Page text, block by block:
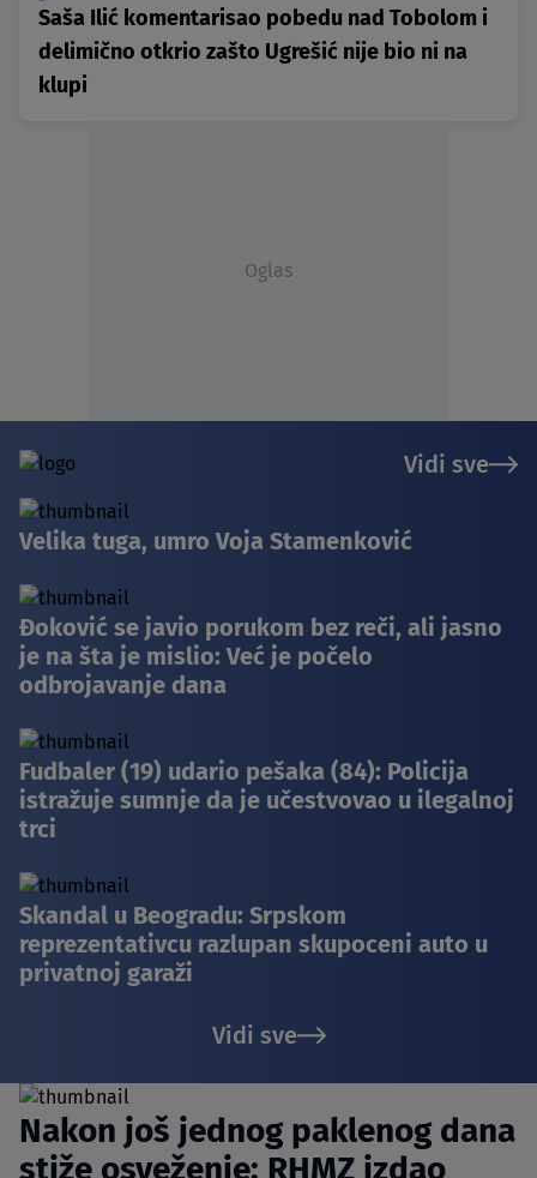
Saša Ilić komentarisao pobedu nad Tobolom i
delimično otkrio zašto Ugrešić nije bio ni na
klupi
Oglas
Vidi sve
Velika tuga, umro Voja Stamenković
Đoković se javio porukom bez reči, ali jasno
je na šta je mislio: Već je počelo
odbrojavanje dana
Fudbaler (19) udario pešaka (84): Policija
istražuje sumnje da je učestvovao u ilegalnoj
trci
Skandal u Beogradu: Srpskom
reprezentativcu razlupan skupoceni auto u
privatnoj garaži
Vidi sve
Nakon još jednog paklenog dana
stiže osveženje: RHMZ izdao